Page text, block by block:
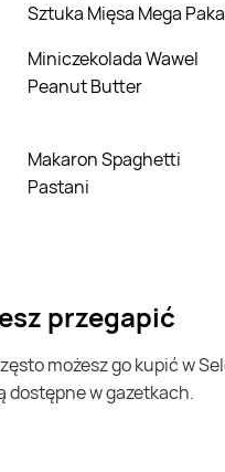
Sztuka Mięsa Mega Paka
Miniczekolada Wawel
Peanut Butter
Makaron Spaghetti
Pastani
przegapić
dostępne w gazetkach.